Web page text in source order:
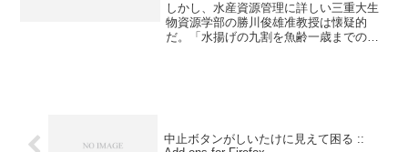
しかし、水産資源管理に詳しい三重大生
物資源学部の勝川俊雄准教授は懐疑的
だ。「水揚げの九割を魚齢一歳までの未
中止ボタンがしいたけに見えて困る ::